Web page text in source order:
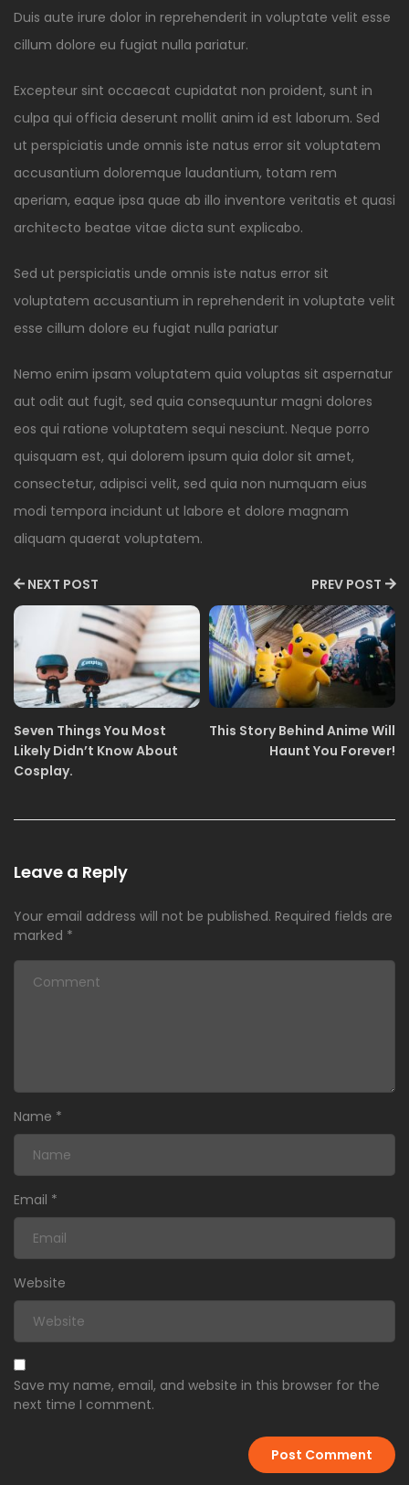
Duis aute irure dolor in reprehenderit in voluptate velit esse
cillum dolore eu fugiat nulla pariatur.
Excepteur sint occaecat cupidatat non proident, sunt in
culpa qui officia deserunt mollit anim id est laborum. Sed
ut perspiciatis unde omnis iste natus error sit voluptatem
accusantium doloremque laudantium, totam rem
aperiam, eaque ipsa quae ab illo inventore veritatis et quasi
architecto beatae vitae dicta sunt explicabo.
Sed ut perspiciatis unde omnis iste natus error sit
voluptatem accusantium in reprehenderit in voluptate velit
esse cillum dolore eu fugiat nulla pariatur
Nemo enim ipsam voluptatem quia voluptas sit aspernatur
aut odit aut fugit, sed quia consequuntur magni dolores
eos qui ratione voluptatem sequi nesciunt. Neque porro
quisquam est, qui dolorem ipsum quia dolor sit amet,
consectetur, adipisci velit, sed quia non numquam eius
modi tempora incidunt ut labore et dolore magnam
aliquam quaerat voluptatem.
NEXT POST
Seven Things You Most
Likely Didn’t Know About
Cosplay.
PREV POST
This Story Behind Anime Will
Haunt You Forever!
Leave a Reply
Your email address will not be published. Required fields are
marked *
Name *
Email *
Website
Save my name, email, and website in this browser for the
next time I comment.